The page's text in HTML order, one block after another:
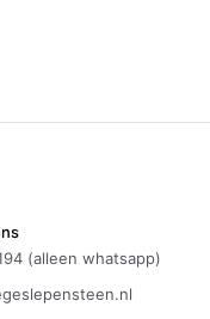
(alleen whatsapp)